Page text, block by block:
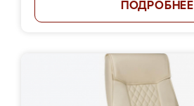
ПОДРОБНЕЕ